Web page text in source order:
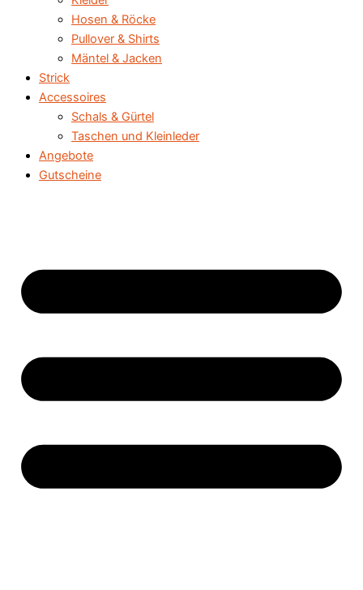
Hosen & Röcke
Pullover & Shirts
Mäntel & Jacken
Strick
Accessoires
Schals & Gürtel
Taschen und Kleinleder
Angebote
Gutscheine